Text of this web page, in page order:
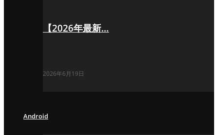
【2026年最新…
2026年6月19日
Android